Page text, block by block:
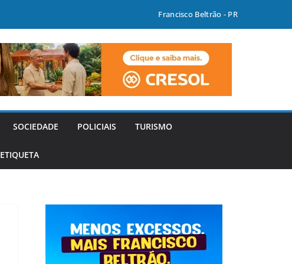
Francisco Beltrão - PR
SOCIEDADE POLICIAIS TURISMO
ETIQUETA